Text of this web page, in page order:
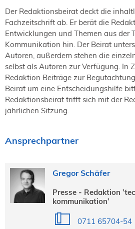
Der Redaktionsbeirat deckt die
Fachzeitschrift ab. Er berät die
Entwicklungen und Themen aus der
Kommunikation hin. Der Beirat
Autoren, außerdem stehen die
selbst als Autoren zur Verfügung. In
Redaktion Beiträge zur
Beirat um eine Entscheidungshilfe
Redaktionsbeirat trifft sich mit der
jährlichen Sitzung.
Ansprechpartner
Gregor Schäfer
Presse - Redaktion
kommunikation’
0711 65704-54